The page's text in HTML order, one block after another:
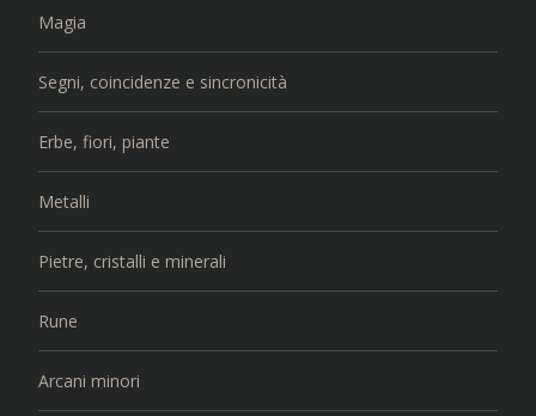
Magia
Segni, coincidenze e sincronicità
Erbe, fiori, piante
Metalli
Pietre, cristalli e minerali
Rune
Arcani minori